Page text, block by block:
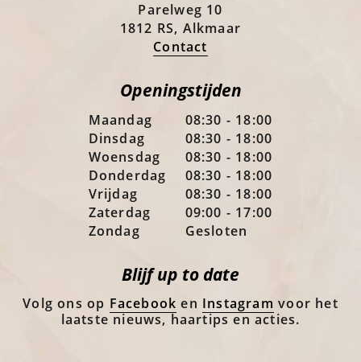
Parelweg 10
1812 RS, Alkmaar
Contact
Openingstijden
Maandag
08:30 - 18:00
Dinsdag
08:30 - 18:00
Woensdag
08:30 - 18:00
Donderdag
08:30 - 18:00
Vrijdag
08:30 - 18:00
Zaterdag
09:00 - 17:00
Zondag
Gesloten
Blijf up to date
Volg ons op Facebook en Instagram voor het
laatste nieuws, haartips en acties.